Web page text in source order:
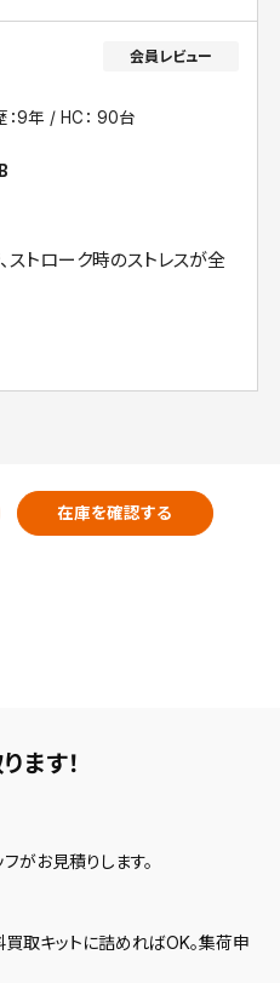
：9年
HC： 90台
ストローク時のストレスが全
在庫を確認する
ます！
がお見積りします。
取キットに詰めればOK。集荷申